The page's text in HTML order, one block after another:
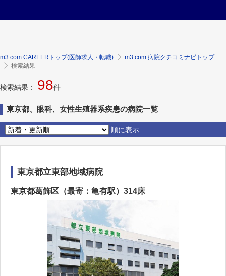
m3.com CAREERトップ(医師求人・転職)
m3.com 病院クチコミナビトップ
検索結果
検索結果： 98件
東京都、眼科、女性生殖器系疾患の病院一覧
順に表示
東京都立東部地域病院
東京都葛飾区（最寄：亀有駅）314床